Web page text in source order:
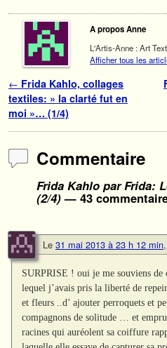
A propos Anne
L'Artis-Anne : Art
Afficher tous les
Navigation des articles
← Frida Kahlo, collages
textiles: » la clarté fut en
moi »… (1/4)
Commentaire
Frida Kahlo par Frida:
(2/4)— 43
Le 31 mai 2013 à 23 h 12 min,
SURPRISE ! oui je me souviens
lequel j’avais pris la liberté de
et fleurs ..d’ ajouter perroquets et
compagnons de solitude … et
racines qui auréolent sa coiffure